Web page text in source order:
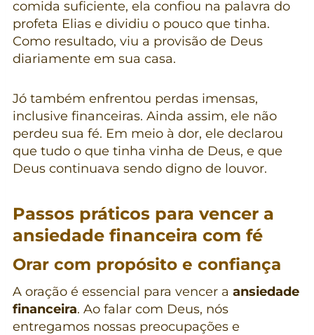
comida suficiente, ela confiou na palavra do
profeta Elias e dividiu o pouco que tinha.
Como resultado, viu a provisão de Deus
diariamente em sua casa.
Jó também enfrentou perdas imensas,
inclusive financeiras. Ainda assim, ele não
perdeu sua fé. Em meio à dor, ele declarou
que tudo o que tinha vinha de Deus, e que
Deus continuava sendo digno de louvor.
Passos práticos para vencer a
ansiedade financeira com fé
Orar com propósito e confiança
A oração é essencial para vencer a ansiedade
financeira. Ao falar com Deus, nós
entregamos nossas preocupações e